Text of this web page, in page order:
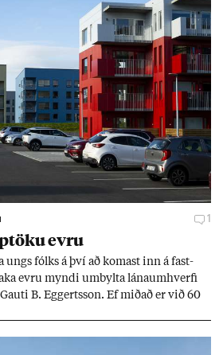
1
evru
fólks á því að kom­ast inn á fast­
evru myndi um­bylta lánaum­hverfi
B. Eggerts­son. Ef mið­að er við 60